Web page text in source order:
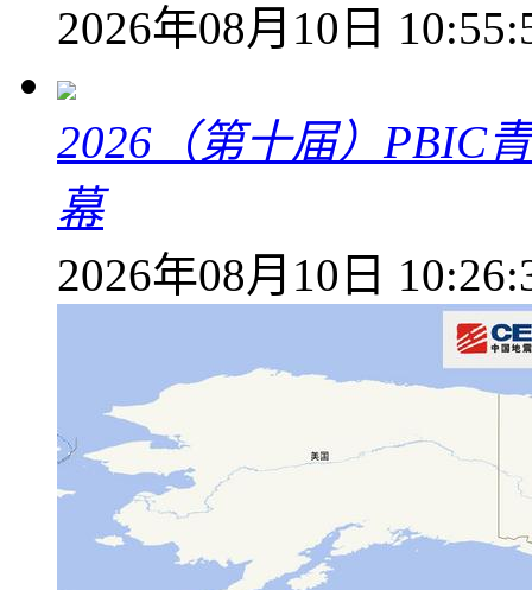
2026年08月10日
2026（第十届）PBIC
幕
2026年08月10日